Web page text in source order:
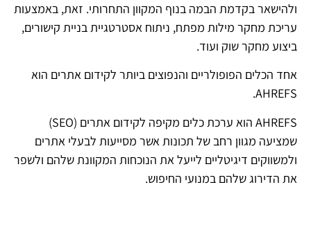
ולהישאר בקדמת הבמה בנוף המקוון התחרותי. זאת, באמצעות
עריכת מחקר מילות מפתח, ניתוח אסטרטגיית בניית קישורים,
ביצוע מחקר שוק ועוד.
אחד הכלים הפופולריים והנפוצים ביותר לקידום אתרים הוא
AHREFS.
AHREFS הוא ערכת כלים מקיפה לקידום אתרים (SEO)
שמציעה מגוון רחב של תכונות אשר מסייעות לבעלי אתרים
ולמשווקים דיגיטליים לייעל את הנוכחות המקוונת שלהם ולשפר
את הדירוג שלהם במנועי החיפוש.